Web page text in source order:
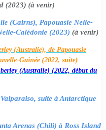
(2023) (à venir)
(Cairns), Papouasie Nelle-
Calédonie (2023) (à venir)
(Australie), de Papouasie
Guinée (2022, suite)
(Australie) (2022, début du
suite à Antarctique
Arenas (Chili) à Ross Island